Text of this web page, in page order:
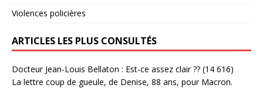
Violences policières
ARTICLES LES PLUS CONSULTÉS
Docteur Jean-Louis Bellaton : Est-ce assez clair ?? (14 616)
La lettre coup de gueule, de Denise, 88 ans, pour Macron.